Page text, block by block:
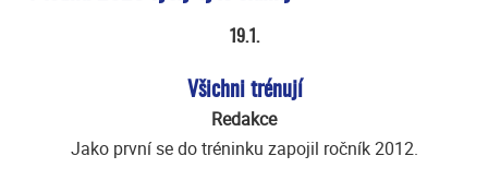
19.1.
Všichni trénují
Redakce
Jako první se do tréninku zapojil ročník 2012.